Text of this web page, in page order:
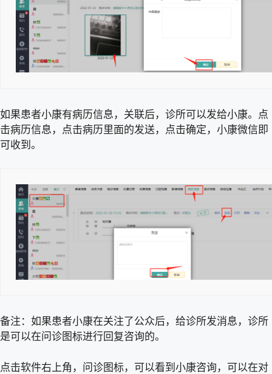
如果患者小康有病历信息，关联后，诊所可以发给小康。点
击病历信息，点击病历里面的发送，点击确定，小康微信即
可收到。
备注：如果患者小康在关注了公众后，给诊所发消息，诊所
是可以在问诊图标进行回复咨询的。
点击软件右上角，问诊图标，可以看到小康咨询，可以在对